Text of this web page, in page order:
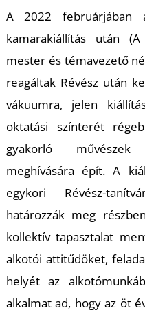
A 2022 februárjában
kamarakiállítás után
mester és témavezető
reagáltak Révész után
vákuumra, jelen
oktatási színterét
gyakorló művészek
meghívására épít. A
egykori Révész-
határozzák meg
kollektív tapasztalat
alkotói attitűdöket,
helyét az
alkalmat ad, hogy az öt